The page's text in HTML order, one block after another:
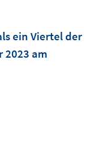
ein Viertel der
2023 am